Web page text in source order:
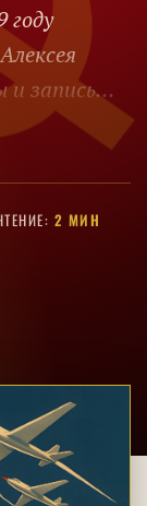
году
запись
Нечаева.
2 МИН